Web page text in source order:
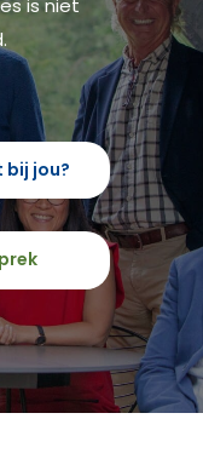
is niet
bij jou?